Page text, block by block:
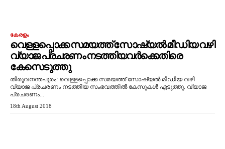
കേരളം
വെള്ളപ്പൊക്ക സമയത്ത് സോഷ്യല്‍ മീഡിയ വഴി
വ്യാജ പ്രചരണം നടത്തിയവര്‍ക്കെതിരെ
കേസെടുത്തു
തിരുവനന്തപുരം: വെള്ളപ്പൊക്ക സമയത്ത് സോഷ്യല്‍ മീഡിയ വഴി
വ്യാജ പ്രചരണം നടത്തിയ സംഭവത്തില്‍ കേസുകള്‍ എടുത്തു. വ്യാജ
പ്രചരണം...
18th August 2018